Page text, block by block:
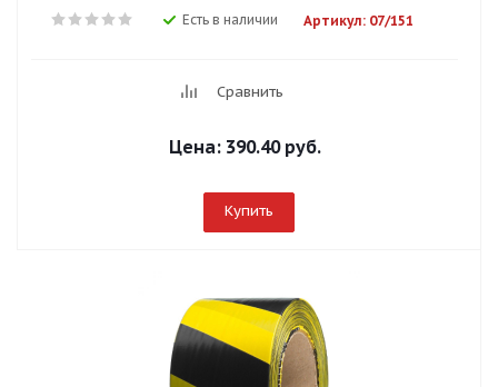
Есть в наличии Артикул: 07/151
Сравнить
Цена: 390.40 руб.
Купить